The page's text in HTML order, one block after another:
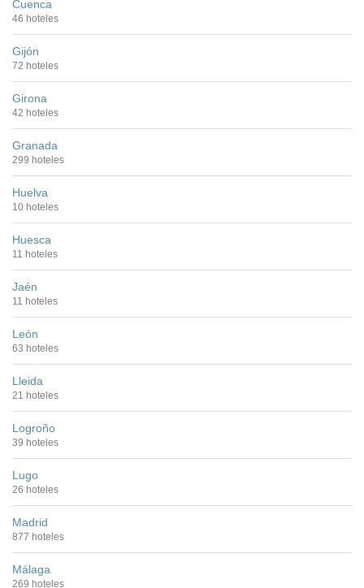
Cuenca
46 hoteles
Gijón
72 hoteles
Girona
42 hoteles
Granada
299 hoteles
Huelva
10 hoteles
Huesca
11 hoteles
Jaén
11 hoteles
León
63 hoteles
Lleida
21 hoteles
Logroño
39 hoteles
Lugo
26 hoteles
Madrid
877 hoteles
Málaga
269 hoteles